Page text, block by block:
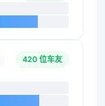
420 位车友